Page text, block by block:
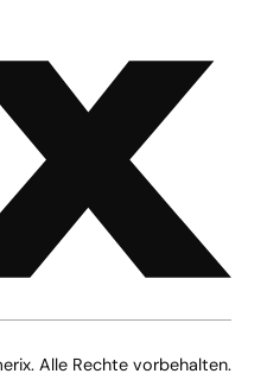
Alle Rechte vorbehalten.